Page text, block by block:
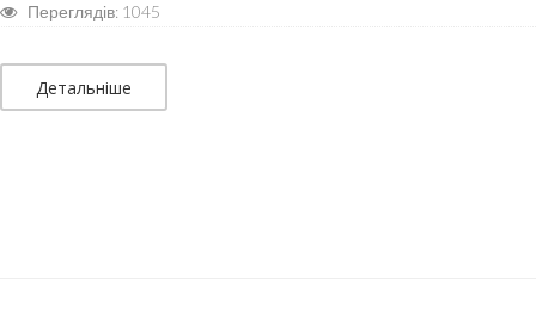
Переглядів: 1045
Детальніше